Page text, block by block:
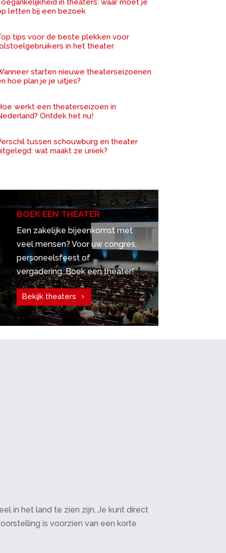
in theaters: waar moet je
letten bij een bezoek
tips voor de beste plekken voor
in het theater
starten nieuwe theaterseizoenen
hoe plan je je uitjes?
werkt een theaterseizoen in
Ontdek het nu!
tussen schouwburg en theater
wat maakt ze uniek?
BOEK EEN THEATER
Een zakelijke bijeenkomst met
veel mensen? Voor uw congres,
personeelsfeest of
vergadering. Boek een theater!
Bekijk theaters
in het land te zien zijn. Je kunt direct
is voorzien van een korte